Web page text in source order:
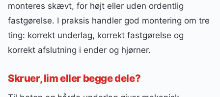
monteres skævt, for højt eller uden ordentlig
fastgørelse. I praksis handler god montering om tre
ting: korrekt underlag, korrekt fastgørelse og
korrekt afslutning i ender og hjørner.
Skruer, lim eller begge dele?